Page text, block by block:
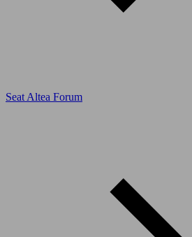
Seat Altea Forum